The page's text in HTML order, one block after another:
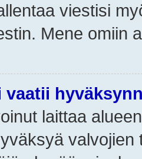
viestisi
Mene omiin
vaatii
laittaa